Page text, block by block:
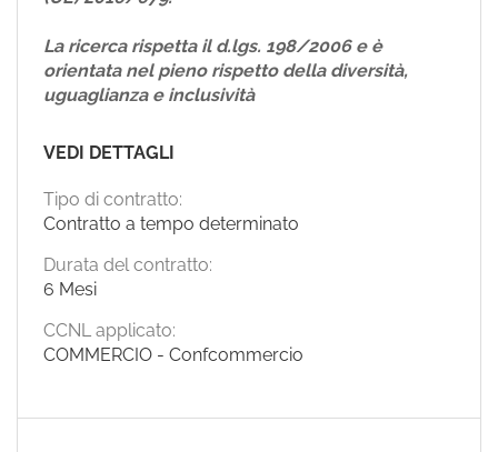
La ricerca rispetta il d.lgs. 198/2006 e è
orientata nel pieno rispetto della diversità,
uguaglianza e inclusività
VEDI DETTAGLI
Tipo di contratto:
Contratto a tempo determinato
Durata del contratto:
6 Mesi
CCNL applicato:
COMMERCIO - Confcommercio